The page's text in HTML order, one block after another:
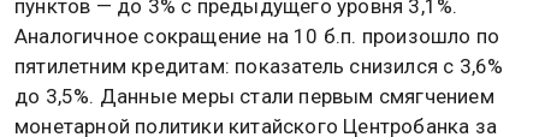
пунктов — до 3% с предыдущего уровня 3,1%.
Аналогичное сокращение на 10 б.п. произошло по
пятилетним кредитам: показатель снизился с 3,6%
до 3,5%. Данные меры стали первым смягчением
монетарной политики китайского Центробанка за